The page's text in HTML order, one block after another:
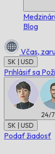
Blog
Včas,
SK | USD
Prihlásiť sa
24/7
SK | USD
Podať žiadosť